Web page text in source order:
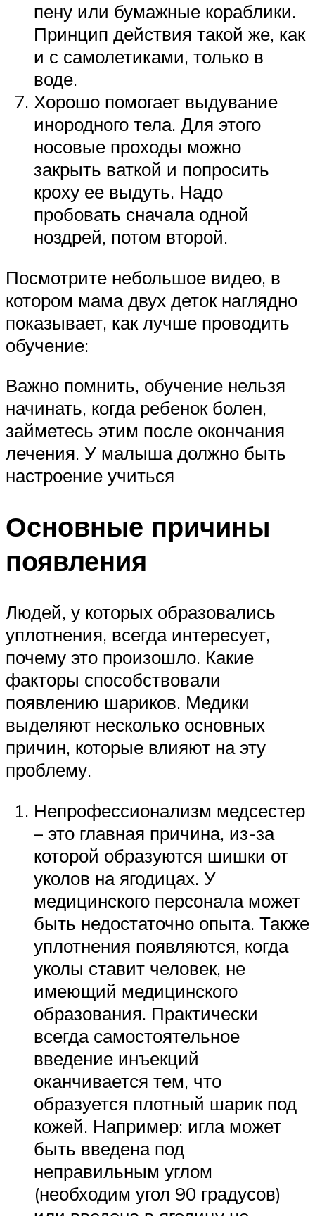
пену или бумажные кораблики.
Принцип действия такой же, как
и с самолетиками, только в
воде.
Хорошо помогает выдувание
инородного тела. Для этого
носовые проходы можно
закрыть ваткой и попросить
кроху ее выдуть. Надо
пробовать сначала одной
ноздрей, потом второй.
Посмотрите небольшое видео, в
котором мама двух деток наглядно
показывает, как лучше проводить
обучение:
Важно помнить, обучение нельзя
начинать, когда ребенок болен,
займетесь этим после окончания
лечения. У малыша должно быть
настроение учиться
Основные причины
появления
Людей, у которых образовались
уплотнения, всегда интересует,
почему это произошло. Какие
факторы способствовали
появлению шариков. Медики
выделяют несколько основных
причин, которые влияют на эту
проблему.
Непрофессионализм медсестер
– это главная причина, из-за
которой образуются шишки от
уколов на ягодицах. У
медицинского персонала может
быть недостаточно опыта. Также
уплотнения появляются, когда
уколы ставит человек, не
имеющий медицинского
образования. Практически
всегда самостоятельное
введение инъекций
оканчивается тем, что
образуется плотный шарик под
кожей. Например: игла может
быть введена под
неправильным углом
(необходим угол 90 градусов)